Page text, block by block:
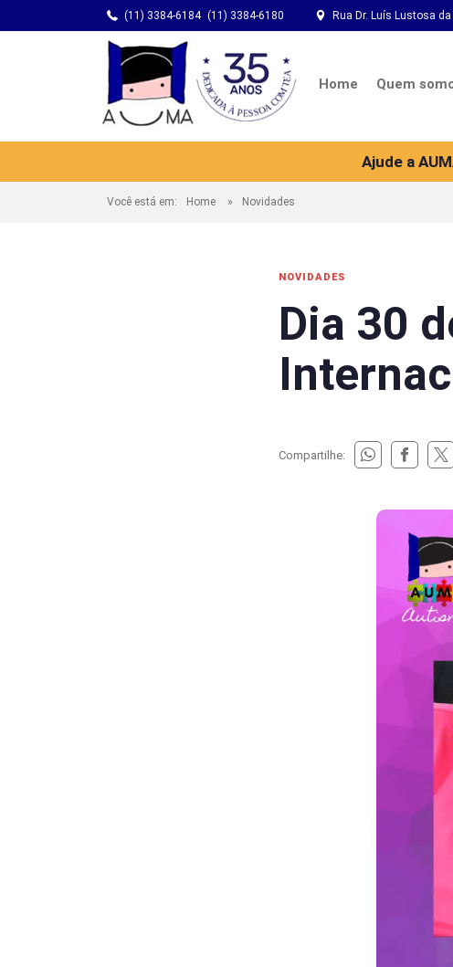
(11) 3384-6184 (11) 3384-6180 Rua Dr. Luís Lustosa
Home Quem
Ajude a
Você está em: Home Novidades
NOVIDADES
Dia 30
Compartilhe: